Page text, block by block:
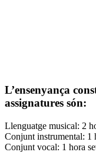
L’ensenyança
assignatures són:
Llenguatge musical: 2
Conjunt instrumental: 1
Conjunt vocal: 1 hora